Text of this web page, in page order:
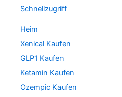
Schnellzugriff
Heim
Xenical Kaufen
GLP1 Kaufen
Ketamin Kaufen
Ozempic Kaufen